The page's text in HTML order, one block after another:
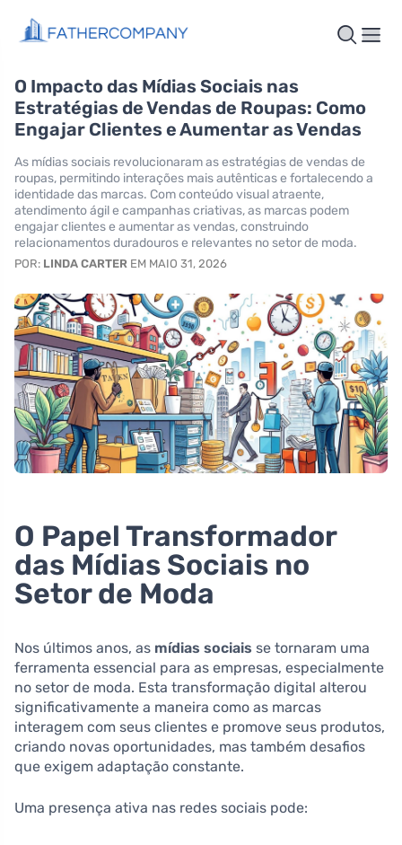
O Impacto das Mídias Sociais nas
Estratégias de Vendas de Roupas: Como
Engajar Clientes e Aumentar as Vendas
As mídias sociais revolucionaram as estratégias de vendas de
roupas, permitindo interações mais autênticas e fortalecendo a
identidade das marcas. Com conteúdo visual atraente,
atendimento ágil e campanhas criativas, as marcas podem
engajar clientes e aumentar as vendas, construindo
relacionamentos duradouros e relevantes no setor de moda.
POR: LINDA CARTER EM MAIO 31, 2026
O Papel Transformador
das Mídias Sociais no
Setor de Moda
Nos últimos anos, as mídias sociais se tornaram uma
ferramenta essencial para as empresas, especialmente
no setor de moda. Esta transformação digital alterou
significativamente a maneira como as marcas
interagem com seus clientes e promove seus produtos,
criando novas oportunidades, mas também desafios
que exigem adaptação constante.
Uma presença ativa nas redes sociais pode: